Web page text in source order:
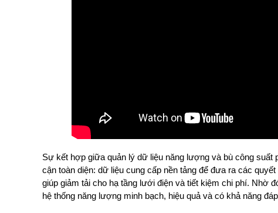
Sự kết hợp giữa quản lý dữ liệu năng lượng và bù công suất
cận toàn diện: dữ liệu cung cấp nền tảng để đưa ra các
giúp giảm tải cho hạ tầng lưới điện và tiết kiệm chi phí. Nhờ
hệ thống năng lượng minh bạch, hiệu quả và có khả năng